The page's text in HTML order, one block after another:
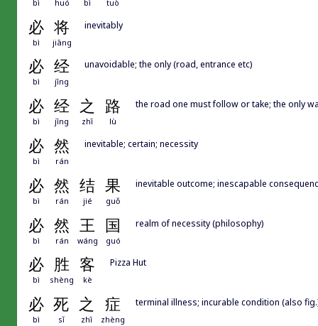
bì huó bì tuò
必 将
bì jiāng
inevitably
必 经
bì jīng
unavoidable; the only (road, entrance etc)
必 经 之 路
bì jīng zhī lù
the road one must follow or take; the only
必 然
bì rán
inevitable; certain; necessity
必 然 结 果
bì rán jié guǒ
inevitable outcome; inescapable
必 然 王 国
bì rán wáng guó
realm of necessity (philosophy)
必 胜 客
bì shèng kè
Pizza Hut
必 死 之 症
bì sǐ zhī zhèng
terminal illness; incurable condition (also